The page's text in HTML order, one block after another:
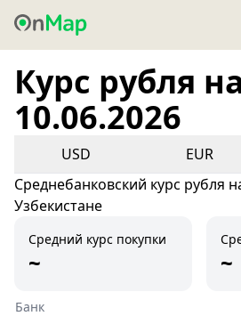
Курс рубля на
10.06.2026
USD EUR
Среднебанковский курс рубля
Узбекистане
Средний курс покупки
~ ~
Банк